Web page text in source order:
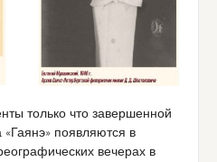
только что завершенной
появляются в
вечерах в